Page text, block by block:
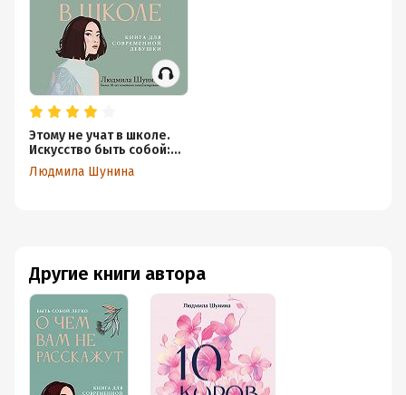
Другие книги автора
Этому не учат в школе.
Искусство быть собой:
книга для современной
девушки
Людмила Шунина